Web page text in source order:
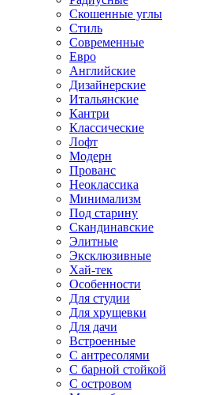
Скошенные углы
Стиль
Современные
Евро
Английские
Дизайнерские
Итальянские
Кантри
Классические
Лофт
Модерн
Прованс
Неоклассика
Минимализм
Под старину
Скандинавские
Элитные
Эксклюзивные
Хай-тек
Особенности
Для студии
Для хрущевки
Для дачи
Встроенные
С антресолями
С барной стойкой
С островом